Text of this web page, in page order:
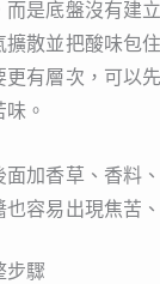
是底盤沒有建
散並把酸味包
有層次，可以
。
加香草、香料
容易出現焦苦
步驟